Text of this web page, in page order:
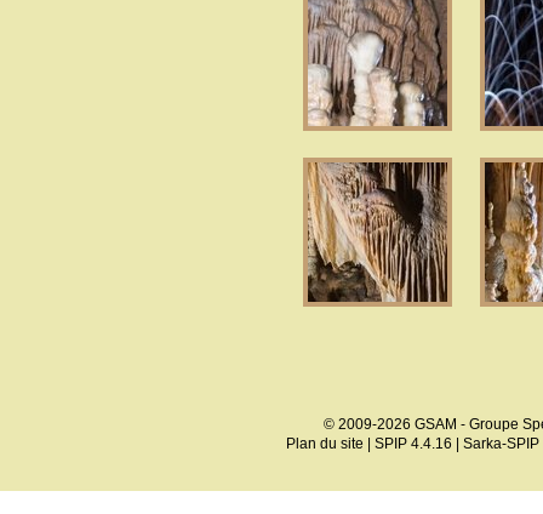
© 2009-2026 GSAM - Groupe
Plan du site | SPIP 4.4.16 | Sarka-SPIP